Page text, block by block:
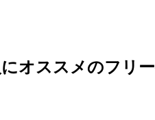
オススメのフリ